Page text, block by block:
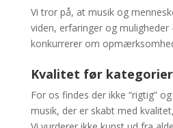
Vi tror på, at musik og
viden, erfaringer og muligheder
konkurrerer om
Kvalitet før kategorier
For os findes der ikke “rigtig”
musik, der er skabt med